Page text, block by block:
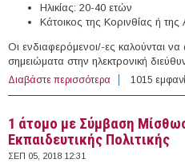
Ηλικίας: 20-40 ετών
Κάτοικος της Κορινθίας ή της
Οι ενδιαφερόμενοι/-ες καλούνται
σημειώματα στην ηλεκτρονική
Διαβάστε περισσότερα για 3 Θέσεις
facility services
1015
1 άτομο με Σύμβαση
Εκπαιδευτικής Πολιτικής
ΣΕΠ 05, 2018 12:31